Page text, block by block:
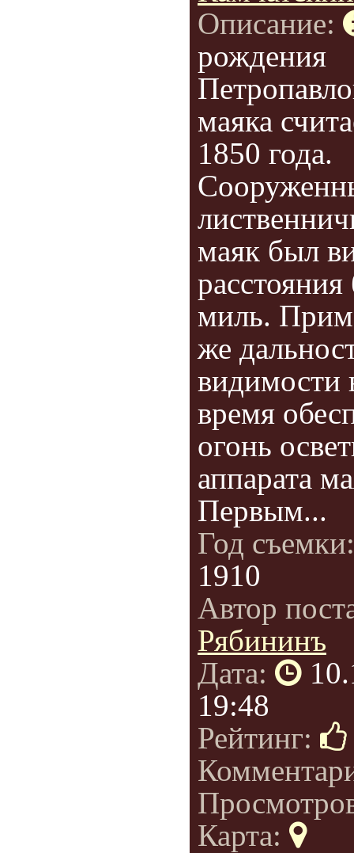
Описание:
рождения
маяка
1850 года.
маяк был
расстояния
миль.
же
видимости
время
огонь
аппарата
Первым...
Год
1910
Автор
Рябининъ
Дата:
19:48
Рейтинг:
Карта: